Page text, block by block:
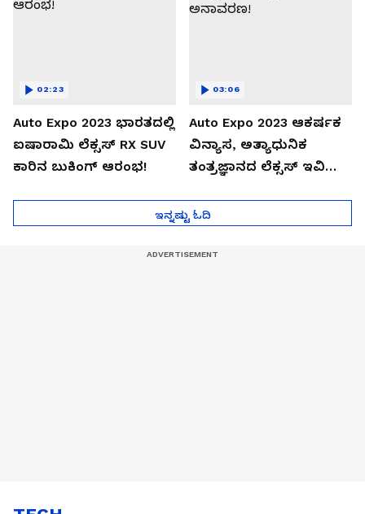
Auto Expo 2023 ಭಾರತದಲ್ಲಿ
ಐಷಾರಾಮಿ ಲೆಕ್ಸಸ್ RX SUV
ಕಾರಿನ ಬುಕಿಂಗ್ ಆರಂಭ!
02:23
Auto Expo 2023 ಆಕರ್ಷಕ
ವಿನ್ಯಾಸ, ಅತ್ಯಾಧುನಿಕ
ತಂತ್ರಜ್ಞಾನದ ಲೆಕ್ಸಸ್ ಇವಿ
03:06
ಇನ್ನಷ್ಟು ಓದಿ